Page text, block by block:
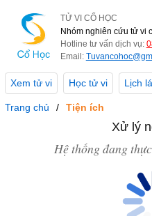
TỬ VI CỔ HỌC
Nhóm nghiên cứu tử vi
Hotline tư vấn dịch vụ:
Email:
Xem tử vi Học tử vi Lịch
Trang chủ Tiện ích
Xử lý
Hệ thống đang